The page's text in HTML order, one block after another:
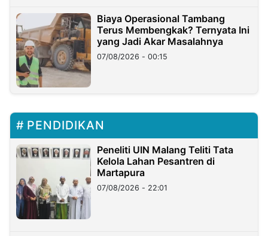
Biaya Operasional Tambang
Terus Membengkak? Ternyata Ini
yang Jadi Akar Masalahnya
07/08/2026 - 00:15
PENDIDIKAN
Peneliti UIN Malang Teliti Tata
Kelola Lahan Pesantren di
Martapura
07/08/2026 - 22:01